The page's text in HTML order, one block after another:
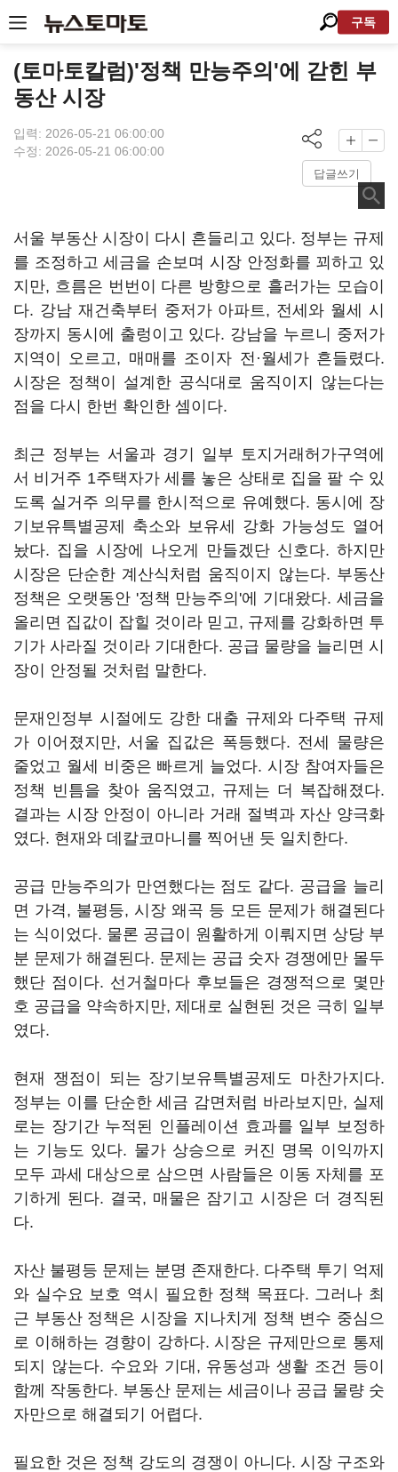
구독
(토마토칼럼)'정책 만능주의'에 갇힌 부
동산 시장
입력: 2026-05-21 06:00:00
수정: 2026-05-21 06:00:00
답글쓰기
서울 부동산 시장이 다시 흔들리고 있다. 정부는 규제
를 조정하고 세금을 손보며 시장 안정화를 꾀하고 있
지만, 흐름은 번번이 다른 방향으로 흘러가는 모습이
다. 강남 재건축부터 중저가 아파트, 전세와 월세 시
장까지 동시에 출렁이고 있다. 강남을 누르니 중저가
지역이 오르고, 매매를 조이자 전·월세가 흔들렸다.
시장은 정책이 설계한 공식대로 움직이지 않는다는
점을 다시 한번 확인한 셈이다.
최근 정부는 서울과 경기 일부 토지거래허가구역에
서 비거주 1주택자가 세를 놓은 상태로 집을 팔 수 있
도록 실거주 의무를 한시적으로 유예했다. 동시에 장
기보유특별공제 축소와 보유세 강화 가능성도 열어
놨다. 집을 시장에 나오게 만들겠단 신호다. 하지만
시장은 단순한 계산식처럼 움직이지 않는다. 부동산
정책은 오랫동안 '정책 만능주의'에 기대왔다. 세금을
올리면 집값이 잡힐 것이라 믿고, 규제를 강화하면 투
기가 사라질 것이라 기대한다. 공급 물량을 늘리면 시
장이 안정될 것처럼 말한다.
문재인정부 시절에도 강한 대출 규제와 다주택 규제
가 이어졌지만, 서울 집값은 폭등했다. 전세 물량은
줄었고 월세 비중은 빠르게 늘었다. 시장 참여자들은
정책 빈틈을 찾아 움직였고, 규제는 더 복잡해졌다.
결과는 시장 안정이 아니라 거래 절벽과 자산 양극화
였다. 현재와 데칼코마니를 찍어낸 듯 일치한다.
공급 만능주의가 만연했다는 점도 같다. 공급을 늘리
면 가격, 불평등, 시장 왜곡 등 모든 문제가 해결된다
는 식이었다. 물론 공급이 원활하게 이뤄지면 상당 부
분 문제가 해결된다. 문제는 공급 숫자 경쟁에만 몰두
했단 점이다. 선거철마다 후보들은 경쟁적으로 몇만
호 공급을 약속하지만, 제대로 실현된 것은 극히 일부
였다.
현재 쟁점이 되는 장기보유특별공제도 마찬가지다.
정부는 이를 단순한 세금 감면처럼 바라보지만, 실제
로는 장기간 누적된 인플레이션 효과를 일부 보정하
는 기능도 있다. 물가 상승으로 커진 명목 이익까지
모두 과세 대상으로 삼으면 사람들은 이동 자체를 포
기하게 된다. 결국, 매물은 잠기고 시장은 더 경직된
다.
자산 불평등 문제는 분명 존재한다. 다주택 투기 억제
와 실수요 보호 역시 필요한 정책 목표다. 그러나 최
근 부동산 정책은 시장을 지나치게 정책 변수 중심으
로 이해하는 경향이 강하다. 시장은 규제만으로 통제
되지 않는다. 수요와 기대, 유동성과 생활 조건 등이
함께 작동한다. 부동산 문제는 세금이나 공급 물량 숫
자만으로 해결되기 어렵다.
필요한 것은 정책 강도의 경쟁이 아니다. 시장 구조와